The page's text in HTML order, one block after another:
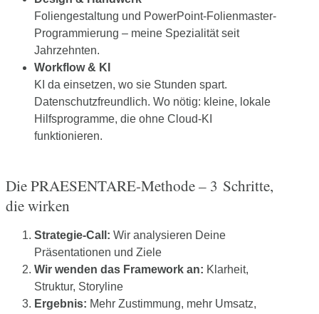
Foliengestaltung und PowerPoint-Folienmaster-
Programmierung – meine Spezialität seit
Jahrzehnten.
Workflow & KI
KI da einsetzen, wo sie Stunden spart.
Datenschutzfreundlich. Wo nötig: kleine, lokale
Hilfsprogramme, die ohne Cloud-KI
funktionieren.
Die PRAESENTARE-Methode – 3 Schritte,
die wirken
Strategie-Call: Wir analysieren Deine
Präsentationen und Ziele
Wir wenden das Framework an: Klarheit,
Struktur, Storyline
Ergebnis: Mehr Zustimmung, mehr Umsatz,